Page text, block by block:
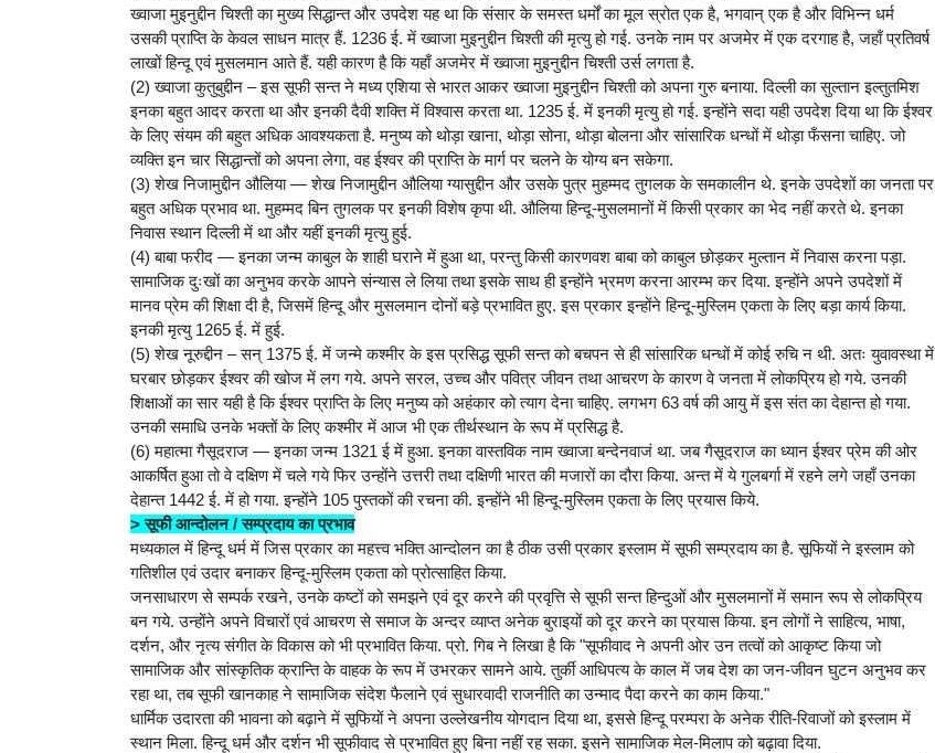
ख्वाजा मुइनुद्दीन चिश्ती का मुख्य सिद्धान्त और उपदेश यह था कि संसार के समस्त धर्मों का मूल स्रोत एक है, भगवान् एक है और विभिन्न धर्म
उसकी प्राप्ति के केवल साधन मात्र हैं. 1236 ई. में ख्वाजा मुइनुद्दीन चिश्ती की मृत्यु हो गई. उनके नाम पर अजमेर में एक दरगाह है, जहाँ प्रतिवर्ष
लाखों हिन्दू एवं मुसलमान आते हैं. यही कारण है कि यहाँ अजमेर में ख्वाजा मुइनुद्दीन चिश्ती उर्स लगता है.
(2) ख्वाजा कुतुबुद्दीन – इस सूफी सन्त ने मध्य एशिया से भारत आकर ख्वाजा मुइनुद्दीन चिश्ती को अपना गुरु बनाया. दिल्ली का सुल्तान इल्तुतमिश
इनका बहुत आदर करता था और इनकी दैवी शक्ति में विश्वास करता था. 1235 ई. में इनकी मृत्यु हो गई. इन्होंने सदा यही उपदेश दिया था कि ईश्वर
के लिए संयम की बहुत अधिक आवश्यकता है. मनुष्य को थोड़ा खाना, थोड़ा सोना, थोड़ा बोलना और सांसारिक धन्धों में थोड़ा फँसना चाहिए. जो
व्यक्ति इन चार सिद्धान्तों को अपना लेगा, वह ईश्वर की प्राप्ति के मार्ग पर चलने के योग्य बन सकेगा.
(3) शेख निजामुद्दीन औलिया — शेख निजामुद्दीन औलिया ग्यासुद्दीन और उसके पुत्र मुहम्मद तुगलक के समकालीन थे. इनके उपदेशों का जनता पर
बहुत अधिक प्रभाव था. मुहम्मद बिन तुगलक पर इनकी विशेष कृपा थी. औलिया हिन्दू-मुसलमानों में किसी प्रकार का भेद नहीं करते थे. इनका
निवास स्थान दिल्ली में था और यहीं इनकी मृत्यु हुई.
(4) बाबा फरीद — इनका जन्म काबुल के शाही घराने में हुआ था, परन्तु किसी कारणवश बाबा को काबुल छोड़कर मुल्तान में निवास करना पड़ा.
सामाजिक दुःखों का अनुभव करके आपने संन्यास ले लिया तथा इसके साथ ही इन्होंने भ्रमण करना आरम्भ कर दिया. इन्होंने अपने उपदेशों में
मानव प्रेम की शिक्षा दी है, जिसमें हिन्दू और मुसलमान दोनों बड़े प्रभावित हुए. इस प्रकार इन्होंने हिन्दू-मुस्लिम एकता के लिए बड़ा कार्य किया.
इनकी मृत्यु 1265 ई. में हुई.
(5) शेख नूरुद्दीन – सन् 1375 ई. में जन्मे कश्मीर के इस प्रसिद्ध सूफी सन्त को बचपन से ही सांसारिक धन्धों में कोई रुचि न थी. अतः युवावस्था में
घरबार छोड़कर ईश्वर की खोज में लग गये. अपने सरल, उच्च और पवित्र जीवन तथा आचरण के कारण वे जनता में लोकप्रिय हो गये. उनकी
शिक्षाओं का सार यही है कि ईश्वर प्राप्ति के लिए मनुष्य को अहंकार को त्याग देना चाहिए. लगभग 63 वर्ष की आयु में इस संत का देहान्त हो गया.
उनकी समाधि उनके भक्तों के लिए कश्मीर में आज भी एक तीर्थस्थान के रूप में प्रसिद्ध है.
(6) महात्मा गैसूदराज — इनका जन्म 1321 ई में हुआ. इनका वास्तविक नाम ख्वाजा बन्देनवाजं था. जब गैसूदराज का ध्यान ईश्वर प्रेम की ओर
आकर्षित हुआ तो वे दक्षिण में चले गये फिर उन्होंने उत्तरी तथा दक्षिणी भारत की मजारों का दौरा किया. अन्त में ये गुलबर्गा में रहने लगे जहाँ उनका
देहान्त 1442 ई. में हो गया. इन्होंने 105 पुस्तकों की रचना की. इन्होंने भी हिन्दू-मुस्लिम एकता के लिए प्रयास किये.
> सूफी आन्दोलन / सम्प्रदाय का प्रभाव
मध्यकाल में हिन्दू धर्म में जिस प्रकार का महत्त्व भक्ति आन्दोलन का है ठीक उसी प्रकार इस्लाम में सूफी सम्प्रदाय का है. सूफियों ने इस्लाम को
गतिशील एवं उदार बनाकर हिन्दू-मुस्लिम एकता को प्रोत्साहित किया.
जनसाधारण से सम्पर्क रखने, उनके कष्टों को समझने एवं दूर करने की प्रवृत्ति से सूफी सन्त हिन्दुओं और मुसलमानों में समान रूप से लोकप्रिय
बन गये. उन्होंने अपने विचारों एवं आचरण से समाज के अन्दर व्याप्त अनेक बुराइयों को दूर करने का प्रयास किया. इन लोगों ने साहित्य, भाषा,
दर्शन, और नृत्य संगीत के विकास को भी प्रभावित किया. प्रो. गिब ने लिखा है कि "सूफीवाद ने अपनी ओर उन तत्वों को आकृष्ट किया जो
सामाजिक और सांस्कृतिक क्रान्ति के वाहक के रूप में उभरकर सामने आये. तुर्की आधिपत्य के काल में जब देश का जन-जीवन घुटन अनुभव कर
रहा था, तब सूफी खानकाह ने सामाजिक संदेश फैलाने एवं सुधारवादी राजनीति का उन्माद पैदा करने का काम किया."
धार्मिक उदारता की भावना को बढ़ाने में सूफियों ने अपना उल्लेखनीय योगदान दिया था, इससे हिन्दू परम्परा के अनेक रीति-रिवाजों को इस्लाम में
स्थान मिला. हिन्दू धर्म और दर्शन भी सूफीवाद से प्रभावित हुए बिना नहीं रह सका. इसने सामाजिक मेल-मिलाप को बढ़ावा दिया.